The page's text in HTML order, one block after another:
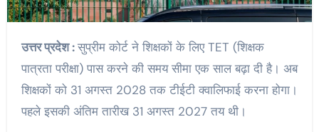
उत्तर प्रदेश :सुप्रीम कोर्ट ने शिक्षकों के लिए TET (शिक्षक
पात्रता परीक्षा) पास करने की समय सीमा एक साल बढ़ा दी है। अब
शिक्षकों को 31 अगस्त 2028 तक टीईटी क्वालिफाई करना होगा।
पहले इसकी अंतिम तारीख 31 अगस्त 2027 तय थी।